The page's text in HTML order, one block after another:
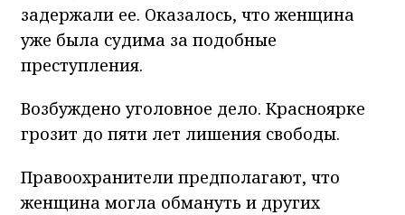
задержали ее. Оказалось, что женщина
уже была судима за подобные
преступления.
Возбуждено уголовное дело. Красноярке
грозит до пяти лет лишения свободы.
Правоохранители предполагают, что
женщина могла обмануть и других